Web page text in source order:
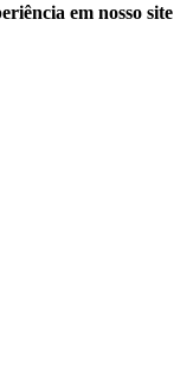
em nosso site